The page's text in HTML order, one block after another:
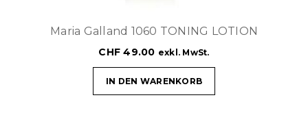
Maria Galland 1060 TONING LOTION
CHF 49.00 exkl. MwSt.
IN DEN WARENKORB